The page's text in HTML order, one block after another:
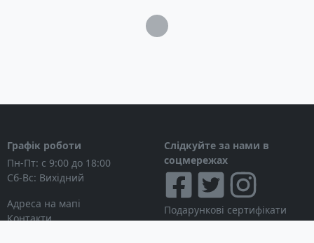
Загрузка...
Графік роботи
Пн-Пт: с 9:00 до 18:00
Сб-Вс: Вихідний
Адреса на мапі
Контакти
Слідкуйте за нами в
соцмережах
Подарункові сертифікати
Дисконтні картки